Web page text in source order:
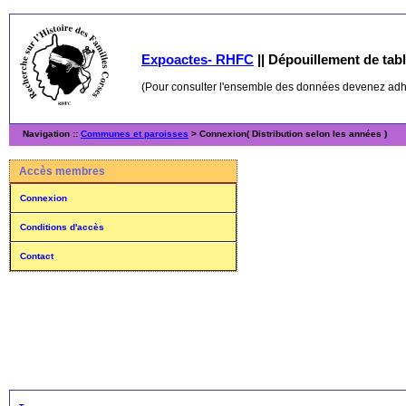
Expoactes- RHFC || Dépouillement de
(Pour consulter l'ensemble des données devenez
Navigation :: Communes et paroisses > Connexion( Distribution selon les années )
Accès membres
Connexion
Conditions d'accès
Contact